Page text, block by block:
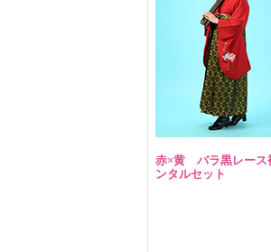
赤×黄 バラ黒レース
ンタルセット